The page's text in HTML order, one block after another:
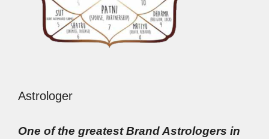
Astrologer
One of the greatest Brand Astrologers in